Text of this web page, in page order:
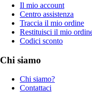
Il mio account
Centro assistenza
Traccia il mio ordine
Restituisci il mio
Codici sconto
Chi siamo
Chi siamo?
Contattaci